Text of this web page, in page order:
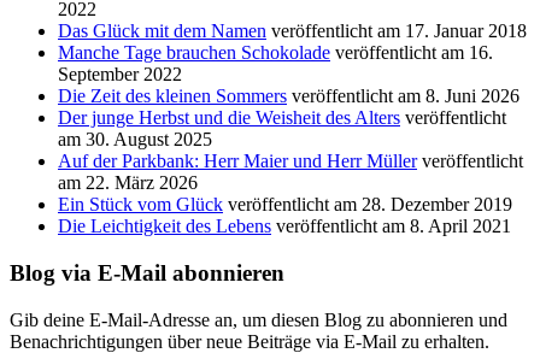
2022
Das Glück mit dem Namen veröffentlicht am 17. Januar 2018
Manche Tage brauchen Schokolade veröffentlicht am 16.
September 2022
Die Zeit des kleinen Sommers veröffentlicht am 8. Juni 2026
Der junge Herbst und die Weisheit des Alters veröffentlicht
am 30. August 2025
Auf der Parkbank: Herr Maier und Herr Müller veröffentlicht
am 22. März 2026
Ein Stück vom Glück veröffentlicht am 28. Dezember 2019
Die Leichtigkeit des Lebens veröffentlicht am 8. April 2021
Blog via E-Mail abonnieren
Gib deine E-Mail-Adresse an, um diesen Blog zu abonnieren und
Benachrichtigungen über neue Beiträge via E-Mail zu erhalten.